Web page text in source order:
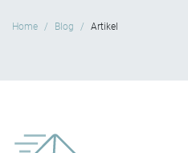
Home Blog Artikel